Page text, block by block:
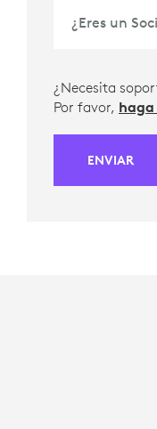
¿Necesita
Por favor,
ENVIAR